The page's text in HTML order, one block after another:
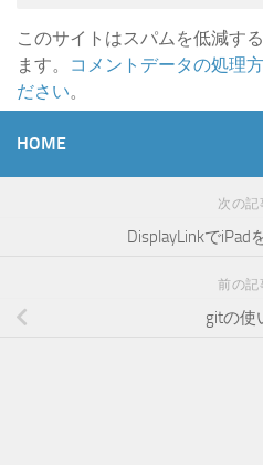
このサイトはスパムを低減す
ます。
コメントデータの処理
ださい。
HOME
次の記
DisplayLinkでiPad
前の記
gitの使